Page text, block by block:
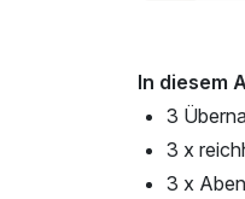
In diesem
3
3 x
3 x